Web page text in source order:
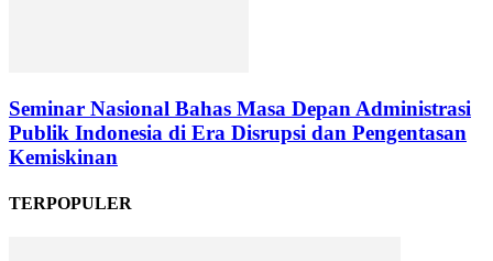
Seminar Nasional Bahas Masa Depan Administrasi
Publik Indonesia di Era Disrupsi dan Pengentasan
Kemiskinan
TERPOPULER